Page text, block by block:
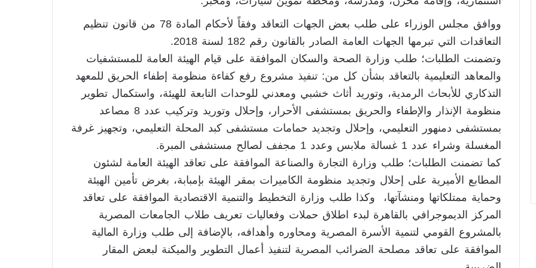
ووافق مجلس الوزراء على طلب بعض الجهات التعاقد وفقاً لأحكام المادة 78 من قانون تنظيم
التعاقدات التي تبرمها الجهات العامة الصادر بالقانون رقم 182 لسنة 2018.
وتضمنت الطلبات؛ طلب وزارة الصحة والسكان الموافقة على قيام الهيئة العامة للمستشفيات
والمعاهد التعليمية بالتعاقد بشأن كل من: تنفيذ مشروع رفع كفاءة منظومة إطفاء الحريق للمعهد
التذكاري للأبحاث الرمدية، وتوريد أثاث خشبي ومعدني للوحدات التابعة للهيئة، واستكمال تطوير
منظومة الإنذار والإطفاء والحريق بمستشفى الأحرار، وإحلال وتوريد وتركيب عدد 8 مصاعد
بمستشفى دمنهور التعليمي، وإحلال وتجديد حمامات مستشفى كبد المحلة التعليمي، وتجهيز غرفة
المغسلة وشراء عدد 1 غسالة ملابس وعدد 1 مجفف لصالح مستشفى المبرة.
كما تضمنت الطلبات؛ طلب وزارة التجارة والصناعة الموافقة على تعاقد الهيئة العامة لشئون
المطابع الأميرية على إحلال وتجديد منظومة الكاميرات بمقر الهيئة بإمبابة، بغرض تأمين الهيئة
وحماية ممتلكاتها ومنشآتها، وكذا طلب وزارة التخطيط والتنمية الاقتصادية الموافقة على تعاقد
المركز الديموجرافي بالقاهرة لبدء اطلاق حملات وفعاليات تعريف طلاب الجامعات المصرية
بالمشروع القومي لتنمية الأسرة المصرية ومحاوره وأهدافه، بالإضافة إلى طلب وزارة المالية
الموافقة على تعاقد مصلحة الضرائب المصرية لتنفيذ أعمال التطوير والميكنة لبعض المقار